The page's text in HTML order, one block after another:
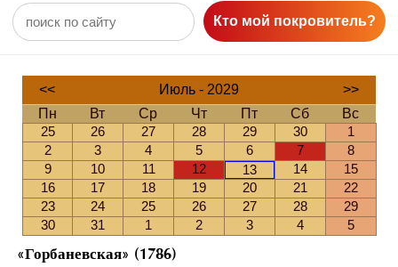
Кто мой покровитель?
<< Июль - 2029
>>
Пн
Вт Ср Чт Пт Сб
Вс
25
26 27 28 29 30
1
2
3 4 5 6 7
8
9
10 11 12 13 14
15
16
17 18 19 20 21
22
23
24 25 26 27 28
29
30
31 1 2 3 4 5
«Горбаневская» (1786)